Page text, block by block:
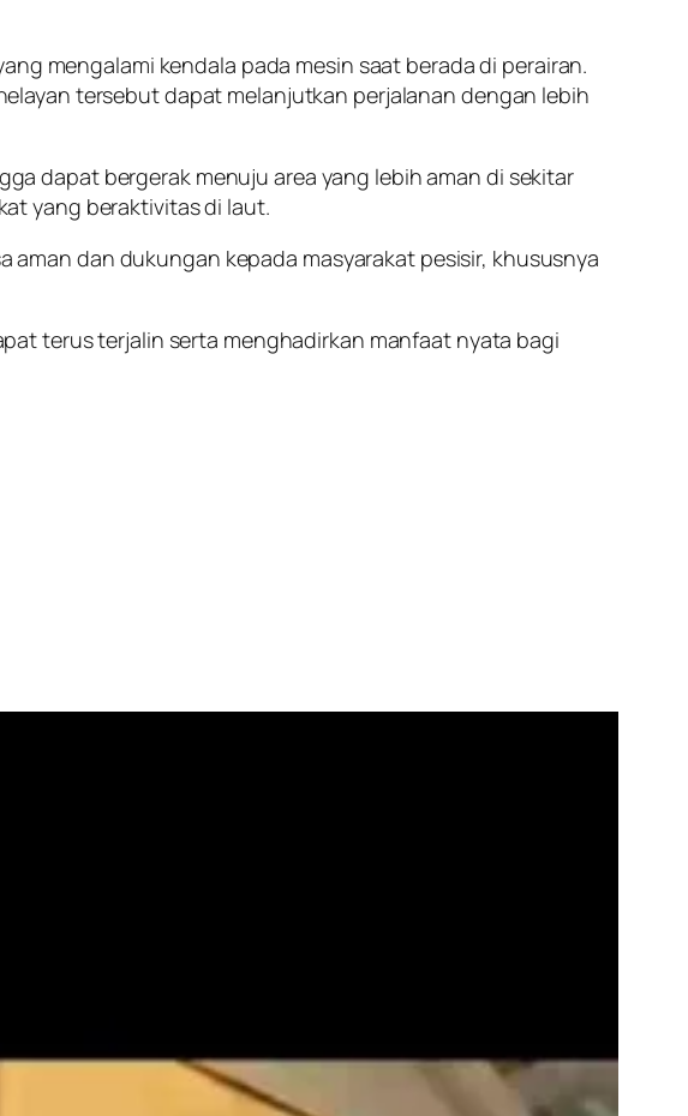
mengalami kendala pada mesin saat berada di perairan.
tersebut dapat melanjutkan perjalanan dengan lebih
dapat bergerak menuju area yang lebih aman di sekitar
yang beraktivitas di laut.
dan dukungan kepada masyarakat pesisir, khususnya
terus terjalin serta menghadirkan manfaat nyata bagi